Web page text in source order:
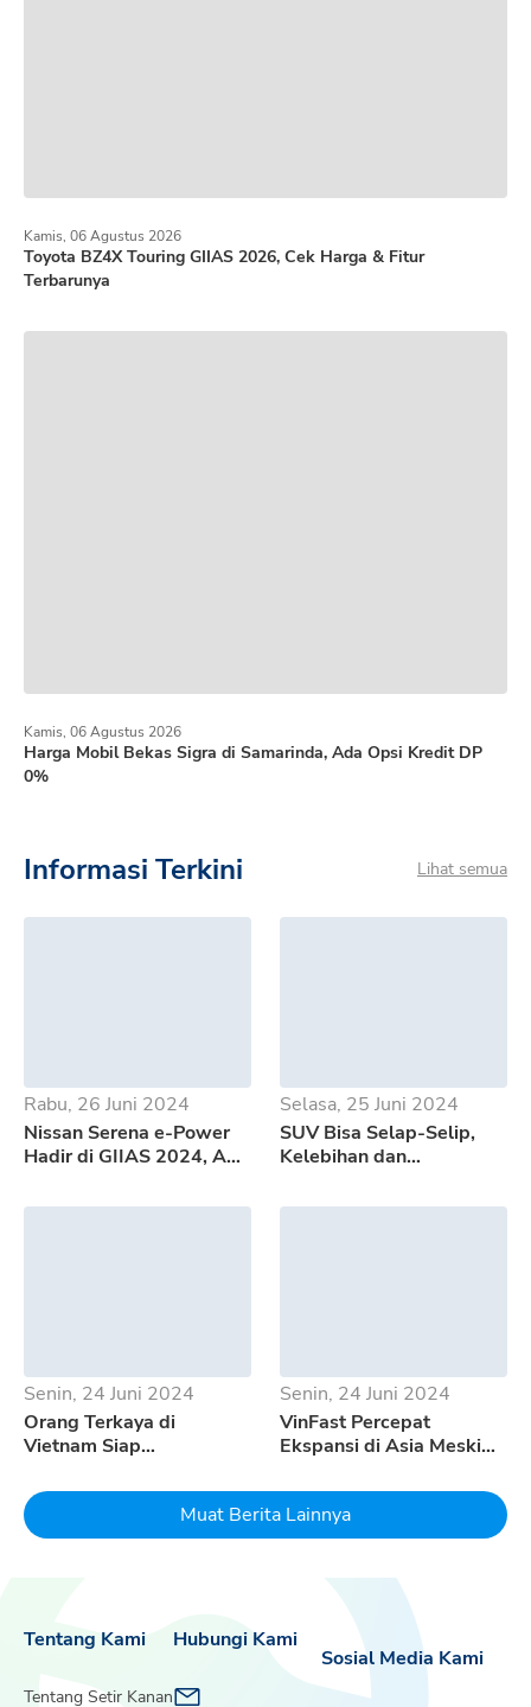
Toyota BZ4X Touring GIIAS 2026, Cek Harga & Fitur
Terbarunya
Kamis, 06 Agustus 2026
Harga Mobil Bekas Sigra di Samarinda, Ada Opsi Kredit DP
0%
Kamis, 06 Agustus 2026
Informasi Terkini Lihat semua
Rabu, 26 Juni 2024
Nissan Serena e-Power
Hadir di GIIAS 2024, Apa
Selasa, 25 Juni 2024
SUV Bisa Selap-Selip,
Kelebihan dan
500
Senin, 24 Juni 2024
Orang Terkaya di
Vietnam Siap
Uangnya Untuk EV
Dream
Senin, 24 Juni 2024
VinFast Percepat
Ekspansi di Asia Meski
Melambat
Muat Berita Lainnya
Tentang Kami
Tentang Setir Kanan
Sosial Media Kami
Hubungi Kami